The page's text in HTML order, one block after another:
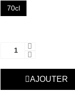
70cl
AJOUTER